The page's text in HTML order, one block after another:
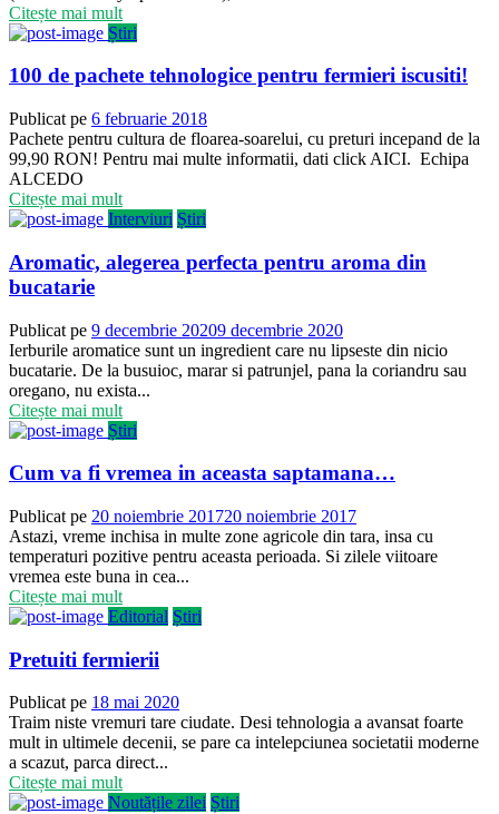
Citește mai mult
Știri
100 de pachete tehnologice pentru fermieri iscusiti!
Publicat pe 6 februarie 2018
Pachete pentru cultura de floarea-soarelui, cu preturi incepand de la
99,90 RON! Pentru mai multe informatii, dati click AICI. Echipa
ALCEDO
Citește mai mult
Interviuri Știri
Aromatic, alegerea perfecta pentru aroma din
bucatarie
Publicat pe 9 decembrie 20209 decembrie 2020
Ierburile aromatice sunt un ingredient care nu lipseste din nicio
bucatarie. De la busuioc, marar si patrunjel, pana la coriandru sau
oregano, nu exista...
Citește mai mult
Știri
Cum va fi vremea in aceasta saptamana…
Publicat pe 20 noiembrie 201720 noiembrie 2017
Astazi, vreme inchisa in multe zone agricole din tara, insa cu
temperaturi pozitive pentru aceasta perioada. Si zilele viitoare
vremea este buna in cea...
Citește mai mult
Editorial Știri
Pretuiti fermierii
Publicat pe 18 mai 2020
Traim niste vremuri tare ciudate. Desi tehnologia a avansat foarte
mult in ultimele decenii, se pare ca intelepciunea societatii moderne
a scazut, parca direct...
Citește mai mult
Noutățile zilei Știri